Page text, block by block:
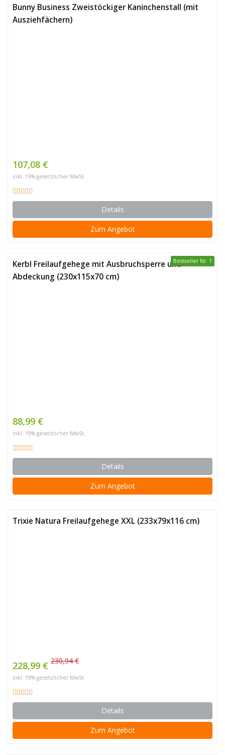
Bunny Business Zweistöckiger Kaninchenstall (mit
Ausziehfächern)
107,08 €
inkl. 19% gesetzlicher MwSt.
Details
Zum Angebot
Bestseller Nr. 1
Kerbl Freilaufgehege mit Ausbruchsperre und
Abdeckung (230x115x70 cm)
88,99 €
inkl. 19% gesetzlicher MwSt.
Details
Zum Angebot
Trixie Natura Freilaufgehege XXL (233x79x116 cm)
228,99 € 230,94 €
inkl. 19% gesetzlicher MwSt.
Details
Zum Angebot